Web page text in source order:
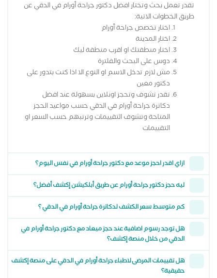
تقدر تعمل بحث وتختار افضل دكتور جراحة أورام في الدقي عن
طريق الخطوات الاتية:
اختار تخصص جراحة أورام
اختار المدينة
اختار منطقتك او اقرب منطقة ليك
دوس على البحث والفلترة
مش لازم تدخل الاسم او النوع الا اذا كنت بتدور على
دكتور معين
تقدر تشوف وتحجز اونلاين بسهولة عند افضل
دكاترة جراحة أورام في الدقي حسب مواعيد الحجز
المتاحة وتشوف التقييمات وترتبهم حسب السعر او
التقييمات
ازاي اقدر احجز موعد مع دكتور جراحة أورام في نفس اليوم؟
ليه حجز دكتور جراحة أورام عن طريق أبلكيشن إكشف أفضل؟
كم متوسط سعر الكشف لدكاترة جراحة أورام في الدقي ؟
هل توجد رسوم اضافية عند حجز ميعاد مع دكتور جراحة أورام في
الدقي من خلال منصة إكشف؟
هل تقييمات المرضى لاطباء جراحة أورام في الدقي على منصة إكشف
حقيقية؟